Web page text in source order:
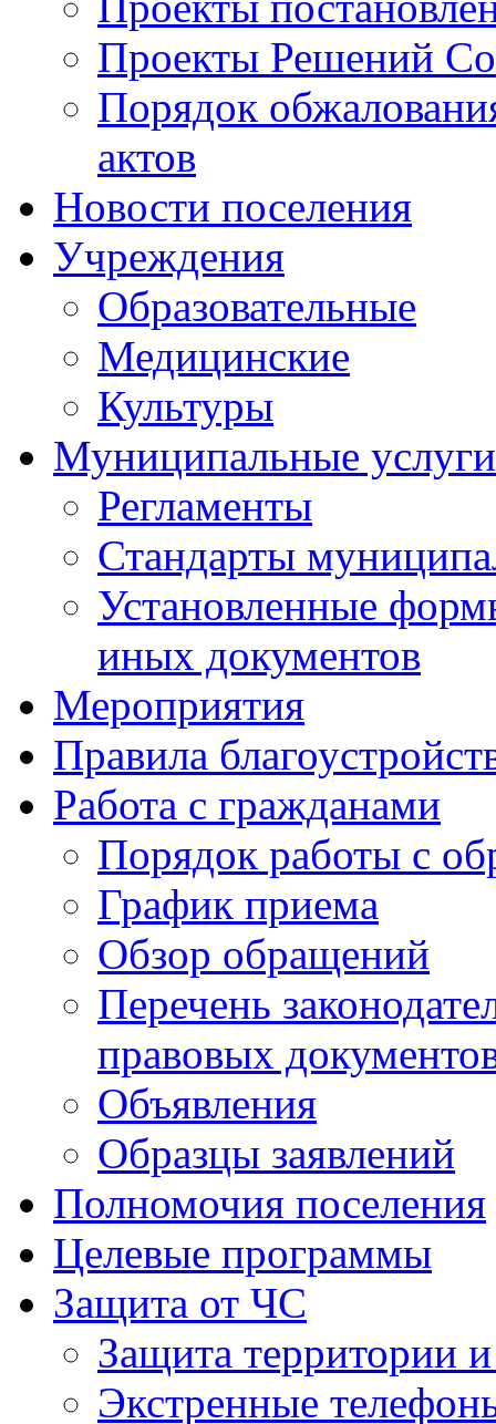
Проекты Решений
Порядок
актов
Новости поселения
Учреждения
Образовательные
Медицинские
Культуры
Муниципальные услуги
Регламенты
Стандарты
Установленные
иных документов
Мероприятия
Правила
Работа с гражданами
Порядок работы с
График приема
Обзор обращений
Перечень
правовых
Объявления
Образцы заявлений
Полномочия поселения
Целевые программы
Защита от ЧС
Защита территории
Экстренные